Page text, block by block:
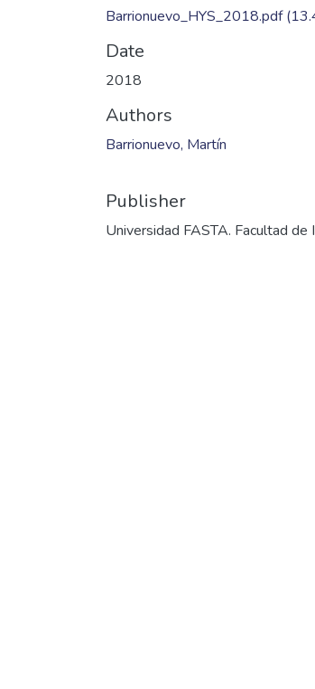
Barrionuevo_HYS_2018.pdf
Date
2018
Authors
Barrionuevo, Martín
Publisher
Universidad FASTA. Facultad de